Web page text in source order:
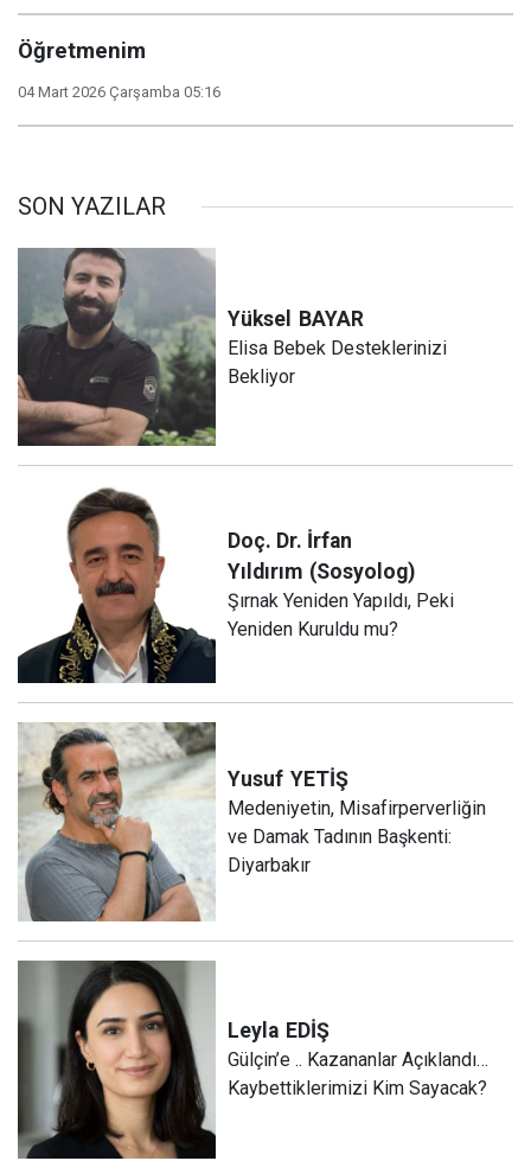
Öğretmenim
04 Mart 2026 Çarşamba 05:16
SON YAZILAR
Yüksel BAYAR
Elisa Bebek Desteklerinizi
Bekliyor
Doç. Dr. İrfan
Yıldırım (Sosyolog)
Şırnak Yeniden Yapıldı, Peki
Yeniden Kuruldu mu?
Yusuf YETİŞ
Medeniyetin, Misafirperverliğin
ve Damak Tadının Başkenti:
Diyarbakır
Leyla EDİŞ
Gülçin’e .. Kazananlar Açıklandı…
Kaybettiklerimizi Kim Sayacak?